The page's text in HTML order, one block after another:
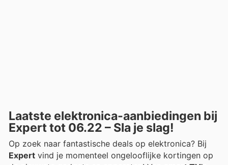
Laatste elektronica-aanbiedingen bij
Expert tot 06.22 – Sla je slag!
Op zoek naar fantastische deals op elektronica? Bij
Expert vind je momenteel ongelooflijke kortingen op